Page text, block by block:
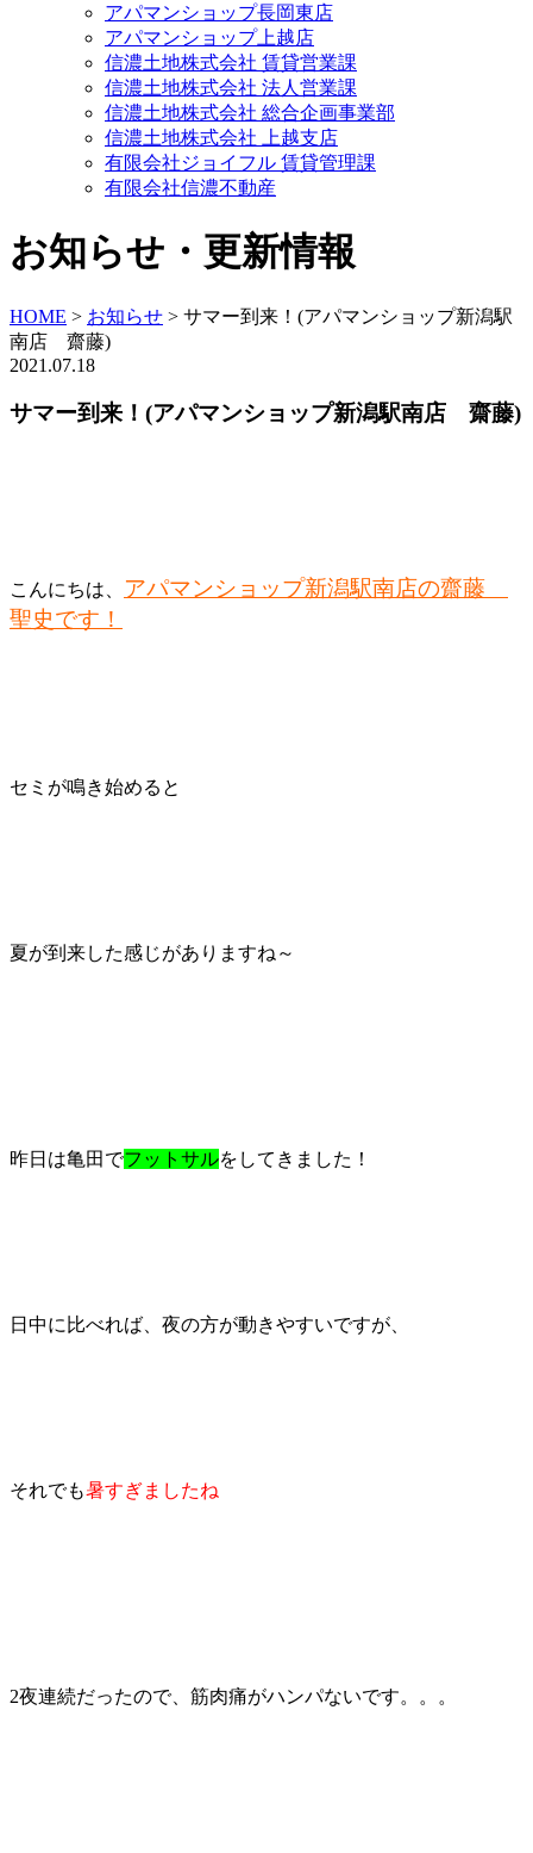
アパマンショップ長岡東店
アパマンショップ上越店
信濃土地株式会社 賃貸営業課
信濃土地株式会社 法人営業課
信濃土地株式会社 総合企画事業部
信濃土地株式会社 上越支店
有限会社ジョイフル 賃貸管理課
有限会社信濃不動産
お知らせ・更新情報
HOME > お知らせ > サマー到来！(アパマンショップ新潟駅
南店 齋藤)
2021.07.18
サマー到来！(アパマンショップ新潟駅南店 齋藤)
こんにちは、
アパマンショップ新潟駅南店の齋藤
聖史です！
セミが鳴き始めると
夏が到来した感じがありますね～
昨日は亀田でフットサルをしてきました！
日中に比べれば、夜の方が動きやすいですが、
それでも暑すぎましたね
2夜連続だったので、筋肉痛がハンパないです。。。